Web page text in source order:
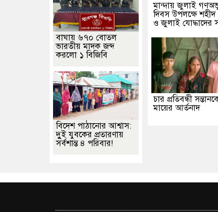
মান্দায় জুলাই
দিবস উপলক্ষে শহীদ
ও জুলাই যোদ্ধাদের
চার প্রতিবন্ধী
মায়ের আর্তনাদ
বাঘায় ৬৭০ বোতল
ভারতীয় মাদক জব্দ
করলো ১ বিজিবি
বিদেশ পাঠানোর আশ্বাস:
দুুই যুবকের প্রতারণায়
সর্বশান্ত ৪ পরিবার!